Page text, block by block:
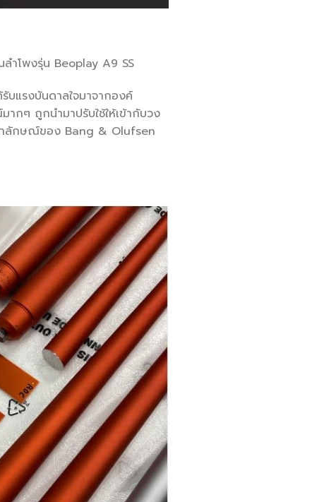
ำโพงรุ่น Beoplay A9 SS
บแรงบันดาลใจมาจากองค์
กๆ ถูกนำมาปรับใช้ให้เข้ากับวง
กลักษณ์ของ Bang & Olufsen